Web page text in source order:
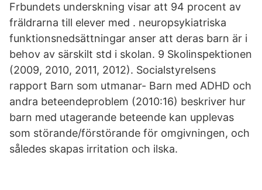
Frbundets underskning visar att 94 procent av
fräldrarna till elever med . neuropsykiatriska
funktionsnedsättningar anser att deras barn är i
behov av särskilt std i skolan. 9 Skolinspektionen
(2009, 2010, 2011, 2012). Socialstyrelsens
rapport Barn som utmanar- Barn med ADHD och
andra beteendeproblem (2010:16) beskriver hur
barn med utagerande beteende kan upplevas
som störande/förstörande för omgivningen, och
således skapas irritation och ilska.